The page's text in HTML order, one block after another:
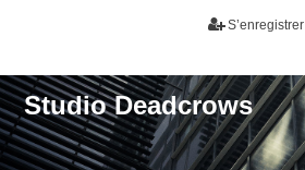
S’enregistrer
Studio Deadcrows